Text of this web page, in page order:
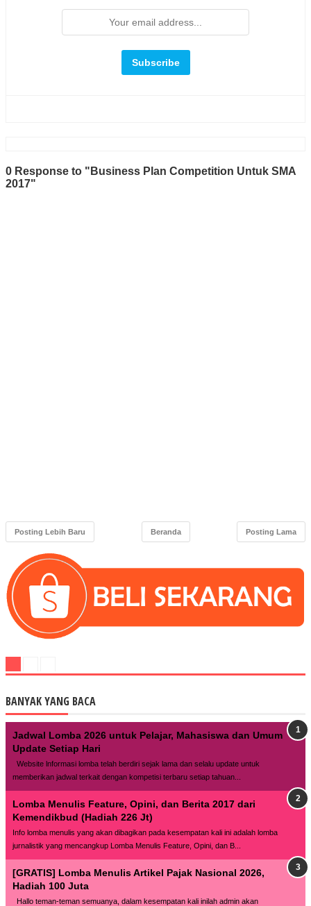
0 Response to "Business Plan Competition Untuk SMA
2017"
Posting Lebih Baru Posting Lama
Beranda
BANYAK YANG BACA
Jadwal Lomba 2026 untuk Pelajar, Mahasiswa dan Umum
Update Setiap Hari
Website lnformasi lomba telah berdiri sejak lama dan selalu update untuk
memberikan jadwal terkait dengan kompetisi terbaru setiap tahuan...
Lomba Menulis Feature, Opini, dan Berita 2017 dari
Kemendikbud (Hadiah 226 Jt)
Info lomba menulis yang akan dibagikan pada kesempatan kali ini adalah lomba
jurnalistik yang mencangkup Lomba Menulis Feature, Opini, dan B...
[GRATIS] Lomba Menulis Artikel Pajak Nasional 2026,
Hadiah 100 Juta
Hallo teman-teman semuanya, dalam kesempatan kali inilah admin akan